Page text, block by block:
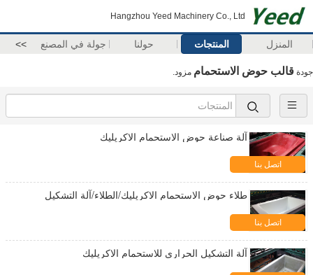
Hangzhou Yeed Machinery Co., Ltd
المنزل المنتجات حولنا جولة في المصنع >>
جودة قالب حوض الاستحمام مزود.
آلة صناعة حوض الاستحمام الاكريليك
اتصل بنا
طلاء حوض الاستحمام الاكريليك/الطلاء/آلة التشكيل
اتصل بنا
آلة التشكيل الحراري للاستحمام الاكريليك